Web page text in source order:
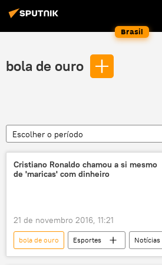
Brasil
bola de ouro
Escolher o período
Cristiano Ronaldo chamou a si mesmo
de 'maricas' com dinheiro
21 de novembro 2016, 11:21
bola de ouro Esportes
Notícias
Sociedade
Espanha